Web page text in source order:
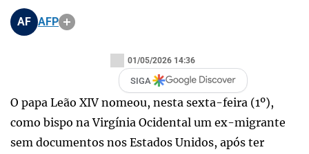
AF AFP
01/05/2026 14:36
SIGA
O papa Leão XIV nomeou, nesta sexta-feira (1º),
como bispo na Virgínia Ocidental um ex-migrante
sem documentos nos Estados Unidos, após ter